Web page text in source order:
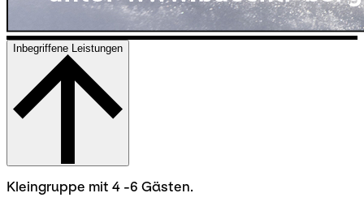
Inbegriffene Leistungen
Kleingruppe mit 4 -6 Gästen.